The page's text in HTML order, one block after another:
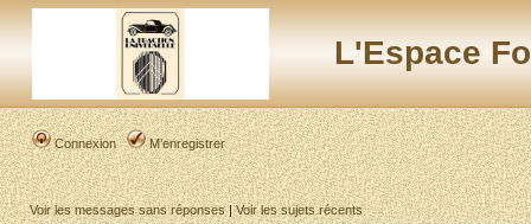
L'Espace
Connexion M’enregistrer
Voir les messages sans réponses|Voir les sujets récents